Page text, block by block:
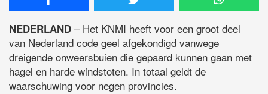
NEDERLAND – Het KNMI heeft voor een groot deel
van Nederland code geel afgekondigd vanwege
dreigende onweersbuien die gepaard kunnen gaan met
hagel en harde windstoten. In totaal geldt de
waarschuwing voor negen provincies.